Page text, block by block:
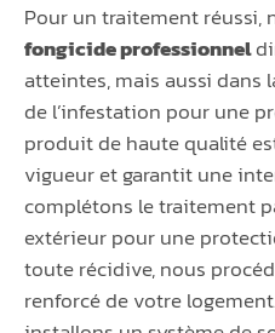
Pour un traitement
fongicide professionnel
atteintes, mais aussi dans
de l’infestation pour une
produit de haute qualité
vigueur et garantit une
complétons le traitement
extérieur pour une
toute récidive, nous
renforcé de votre